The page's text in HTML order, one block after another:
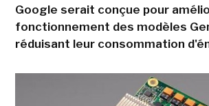
Google serait conçue pour
fonctionnement des modèles
réduisant leur consommation